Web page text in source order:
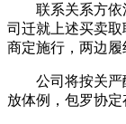
联系关系方依
司迁就上述买卖
商定施行，两边履
公司将按关严
放体例，包罗协定